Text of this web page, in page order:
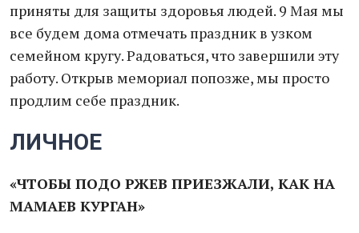
приняты для защиты здоровья людей. 9 Мая мы
все будем дома отмечать праздник в узком
семейном кругу. Радоваться, что завершили эту
работу. Открыв мемориал попозже, мы просто
продлим себе праздник.
ЛИЧНОЕ
«ЧТОБЫ ПОДО РЖЕВ ПРИЕЗЖАЛИ, КАК НА
МАМАЕВ КУРГАН»